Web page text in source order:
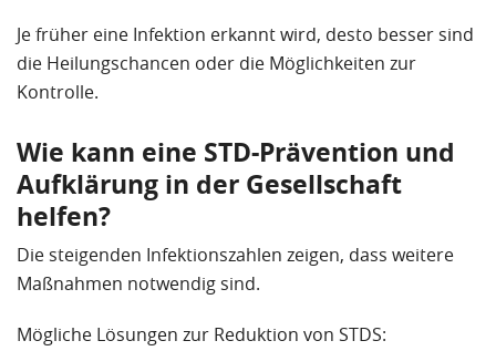
Je früher eine Infektion erkannt wird, desto besser sind
die Heilungschancen oder die Möglichkeiten zur
Kontrolle.
Wie kann eine STD-Prävention und
Aufklärung in der Gesellschaft
helfen?
Die steigenden Infektionszahlen zeigen, dass weitere
Maßnahmen notwendig sind.
Mögliche Lösungen zur Reduktion von STDS: